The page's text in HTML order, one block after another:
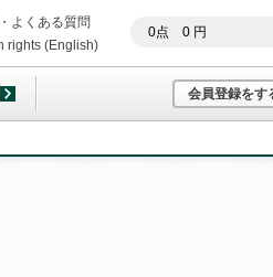
0点 0円
よくある質問
rights (English)
会員登録をす